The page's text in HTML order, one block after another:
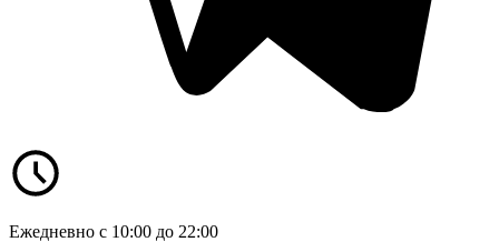
Ежедневно с 10:00 до 22:00